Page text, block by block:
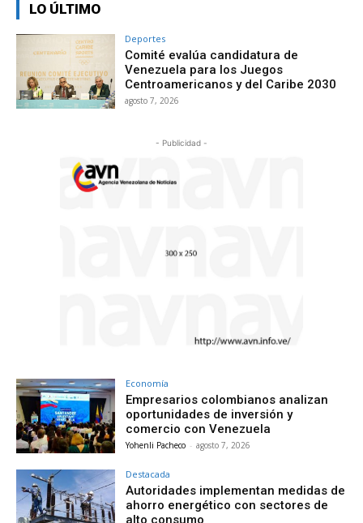
LO ÚLTIMO
Deportes
Comité evalúa candidatura de
Venezuela para los Juegos
Centroamericanos y del Caribe 2030
agosto 7, 2026
- Publicidad -
Economía
Empresarios colombianos analizan
oportunidades de inversión y
comercio con Venezuela
Yohenli Pacheco - agosto 7, 2026
Destacada
Autoridades implementan medidas de
ahorro energético con sectores de
alto consumo